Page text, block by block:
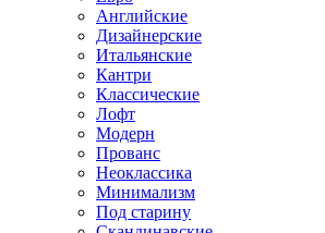
Английские
Дизайнерские
Итальянские
Кантри
Классические
Лофт
Модерн
Прованс
Неоклассика
Минимализм
Под старину